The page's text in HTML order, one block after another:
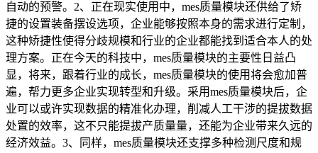
自动的预警。2、正在现实使用中，mes质量模块还供给了矫
捷的设置装备摆设选项，企业能够按照本身的需求进行定制，
这种矫捷性使得分歧规模和行业的企业都能找到适合本人的处
理方案。正在今天的科技中，mes质量模块的主要性日益凸
显，将来，跟着行业的成长，mes质量模块的使用将会愈加普
遍，帮力更多企业实现转型和升级。采用mes质量模块后，企
业可以或许实现数据的精准化办理，削减人工干涉的提拔数据
处置的效率，这不只能提拔产质量量，还能为企业带来久远的
经济效益。3、同样，mes质量模块还支撑多种检测尺度和规